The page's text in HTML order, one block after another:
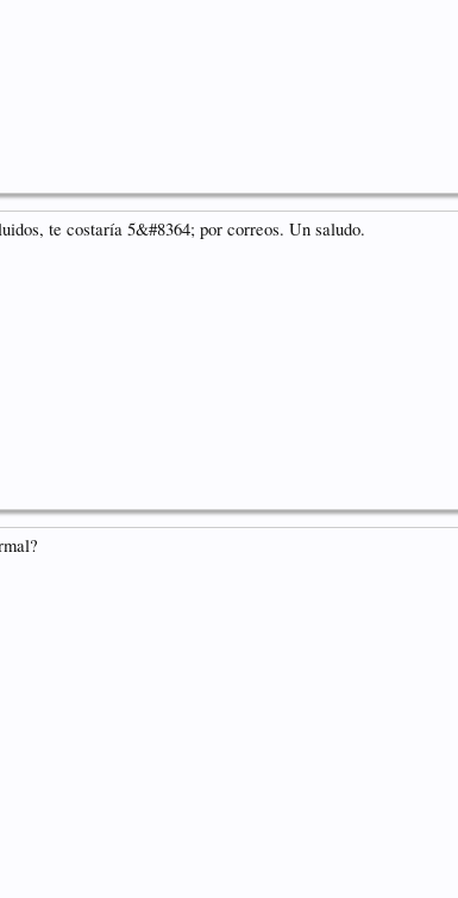
te costaría 5&#8364; por correos. Un saludo.